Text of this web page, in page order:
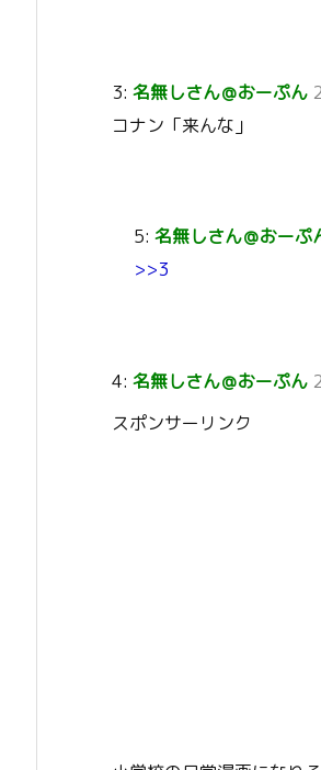
3: 名無しさん＠おーぷん
コナン「来んな」
5: 名無しさん＠おーぷ
>>3
4: 名無しさん＠おーぷん
スポンサーリンク